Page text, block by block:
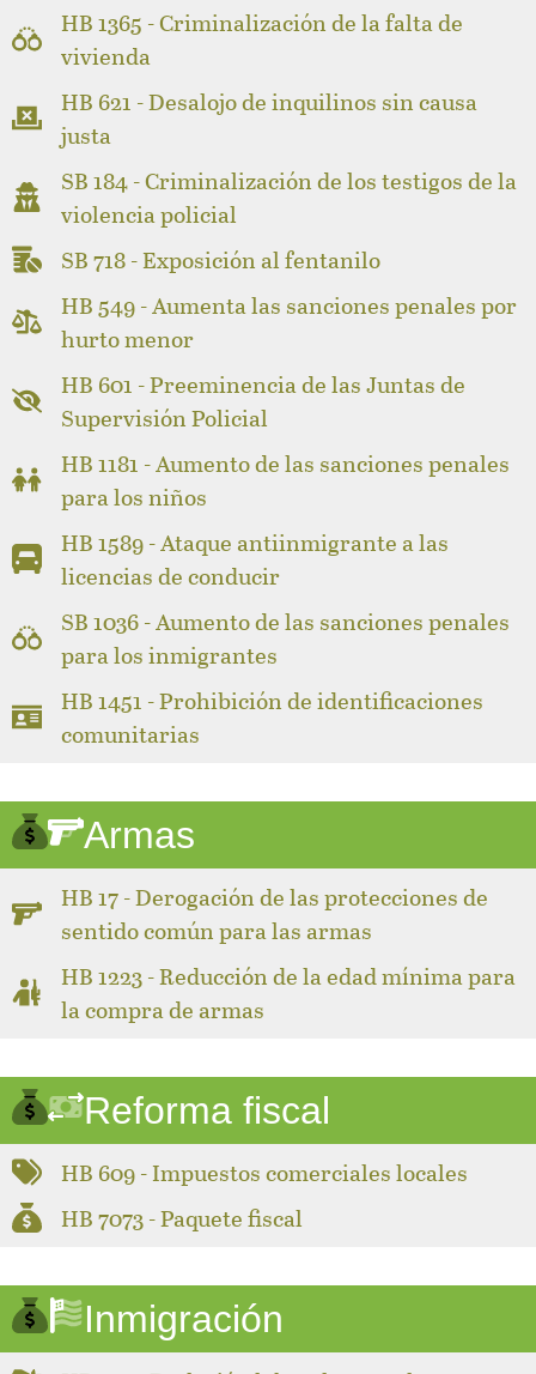
HB 1365 - Criminalización de la falta de
vivienda
HB 621 - Desalojo de inquilinos sin causa
justa
SB 184 - Criminalización de los testigos de la
violencia policial
SB 718 - Exposición al fentanilo
HB 549 - Aumenta las sanciones penales por
hurto menor
HB 601 - Preeminencia de las Juntas de
Supervisión Policial
HB 1181 - Aumento de las sanciones penales
para los niños
HB 1589 - Ataque antiinmigrante a las
licencias de conducir
SB 1036 - Aumento de las sanciones penales
para los inmigrantes
HB 1451 - Prohibición de identificaciones
comunitarias
Armas
HB 17 - Derogación de las protecciones de
sentido común para las armas
HB 1223 - Reducción de la edad mínima para
la compra de armas
Reforma fiscal
HB 609 - Impuestos comerciales locales
HB 7073 - Paquete fiscal
Inmigración